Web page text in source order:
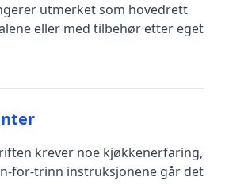
utmerket som hovedrett
eller med tilbehør etter eget
krever noe kjøkkenerfaring,
for-trinn instruksjonene går det